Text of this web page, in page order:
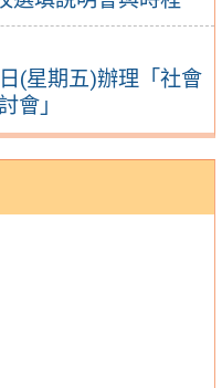
(星期五)辦理「社會
會」